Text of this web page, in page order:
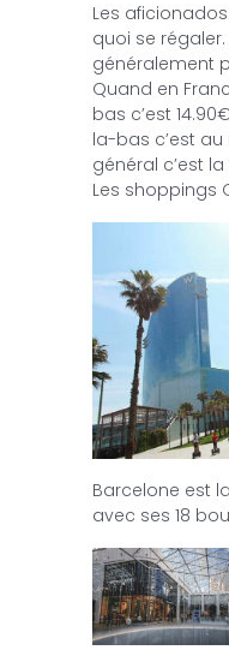
Les
quoi se régaler.
généralement
Quand en
bas c’est
la-bas c’est
général c’est
Les shoppings
Barcelone est
avec ses 18